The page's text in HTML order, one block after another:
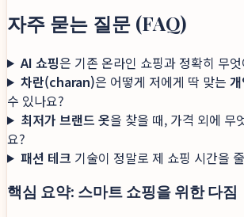
자주 묻는 질문 (FAQ)
AI 쇼핑은 기존 온라인 쇼핑과 정확히 무
차란(charan)은 어떻게 저에게 딱 맞는
수 있나요?
최저가 브랜드 옷을 찾을 때, 가격 외에 무
요?
패션 테크 기술이 정말로 제 쇼핑 시간을
핵심 요약: 스마트 쇼핑을 위한 다짐